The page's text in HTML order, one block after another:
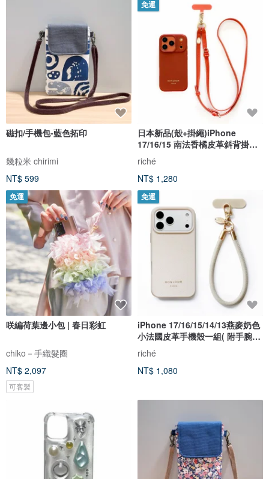
磁扣/手機包-藍色拓印
幾粒米 chirimi
NT$ 599
免運
日本新品(殼+掛繩)iPhone
17/16/15 南法香橘皮革斜背掛繩
手機殼
riché
NT$ 1,280
免運
咲編荷葉邊小包 | 春日彩虹
chiko－手織髮圈
NT$ 2,097
可客製
免運
iPhone 17/16/15/14/13燕麥奶色
小法國皮革手機殼一組( 附手腕
帶)
riché
NT$ 1,080